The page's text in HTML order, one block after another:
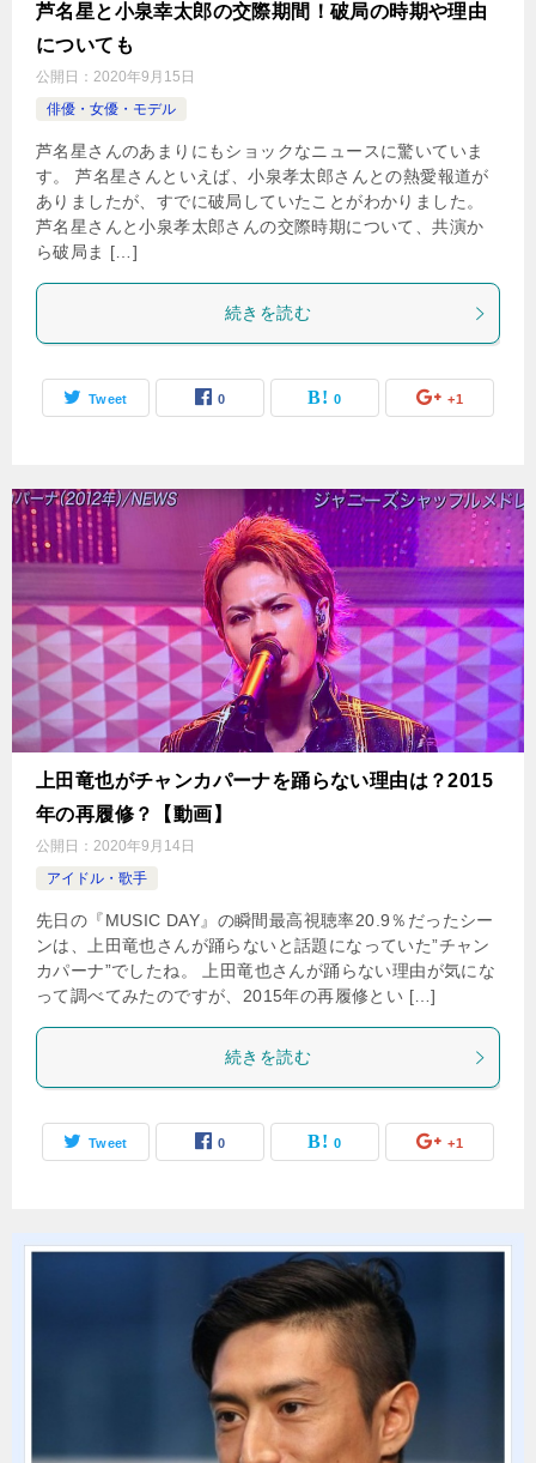
芦名星と小泉幸太郎の交際期間！破局の時期や理由
についても
公開日： 2020年9月15日
俳優・女優・モデル
芦名星さんのあまりにもショックなニュースに驚いていま
す。 芦名星さんといえば、小泉孝太郎さんとの熱愛報道が
ありましたが、すでに破局していたことがわかりました。
芦名星さんと小泉孝太郎さんの交際時期について、共演か
ら破局ま […]
続きを読む
Tweet 0 0 +1
上田竜也がチャンカパーナを踊らない理由は？2015
年の再履修？【動画】
公開日： 2020年9月14日
アイドル・歌手
先日の『MUSIC DAY』の瞬間最高視聴率20.9％だったシー
ンは、上田竜也さんが踊らないと話題になっていた”チャン
カパーナ”でしたね。 上田竜也さんが踊らない理由が気にな
って調べてみたのですが、2015年の再履修とい […]
続きを読む
Tweet 0 0 +1